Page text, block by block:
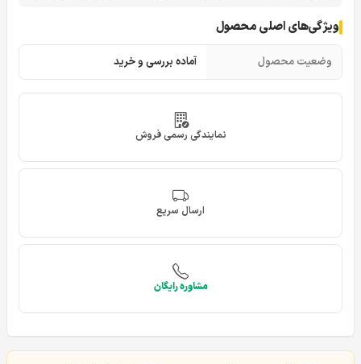
ویژگی‌های اصلی محصول
وضعیت محصول آماده بررسی و خرید
نمایندگی رسمی فروش
ارسال سریع
مشاوره رایگان